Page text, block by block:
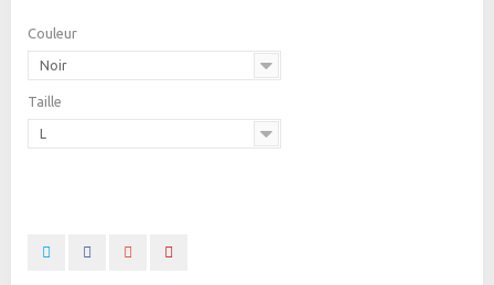
Couleur
Noir
Taille
L